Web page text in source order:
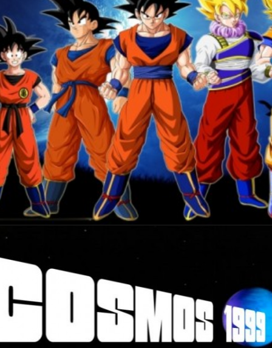
9 mars 2024